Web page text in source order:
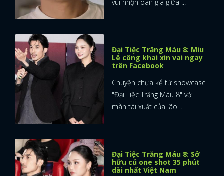
FACEBOOK
vui nhộn oan gia giữa ...
Đại Tiệc Trăng Máu 8: Miu
Lê công khai xin vai ngay
trên Facebook
Chuyện chưa kể từ showcase
"Đại Tiệc Trăng Máu 8" với
màn tái xuất của lão ...
Đại Tiệc Trăng Máu 8: Sở
hữu cú one shot 35 phút
dài nhất Việt Nam